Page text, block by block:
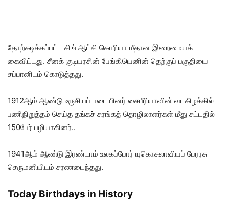
தோற்கடிக்கப்பட்ட சிங் ஆட்சி கொரியா மீதான இறைமையக்
கைவிட்டது. சீனக் குடியரசின் பேங்கியெனின் தெற்குப் பகுதியை
சப்பானிடம் கொடுத்தது.
1912ஆம் ஆண்டு உருசியப் படையினர் சைபீரியாவின் வடகிழக்கில்
பணிநிறுத்தம் செய்த தங்கச் சுரங்கத் தொழிலாளர்கள் மீது சுட்டதில்
150பேர் பழியாகினர்..
1941ஆம் ஆண்டு இரண்டாம் உலகப்போர் யுகொசுலாவியப் பேரரசு
செருமனியிடம் சரணடைந்தது.
Today Birthdays in History